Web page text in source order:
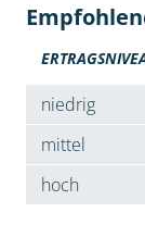
niedrig
mittel
hoch